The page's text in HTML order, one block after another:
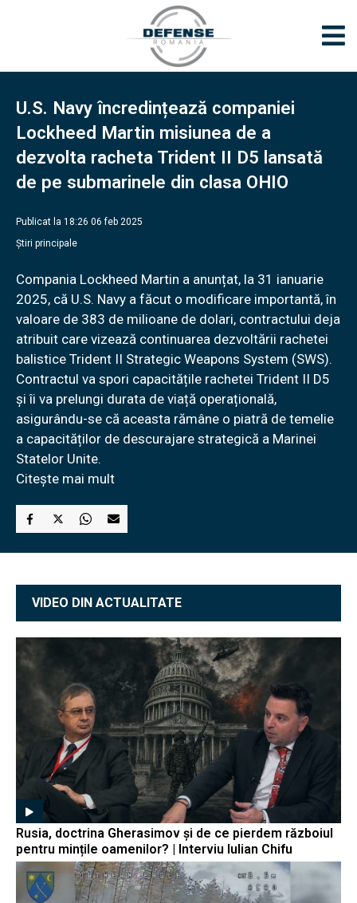
U.S. Navy încredințează companiei
Lockheed Martin misiunea de a
dezvolta racheta Trident II D5 lansată
de pe submarinele din clasa OHIO
Publicat la 18:26 06 feb 2025
Știri principale
Compania Lockheed Martin a anunțat, la 31 ianuarie
2025, că U.S. Navy a făcut o modificare importantă, în
valoare de 383 de milioane de dolari, contractului deja
atribuit care vizează continuarea dezvoltării rachetei
balistice Trident II Strategic Weapons System (SWS).
Contractul va spori capacitățile rachetei Trident II D5
și îi va prelungi durata de viață operațională,
asigurându-se că aceasta rămâne o piatră de temelie
a capacităților de descurajare strategică a Marinei
Statelor Unite.
Citește mai mult
VIDEO DIN ACTUALITATE
Rusia, doctrina Gherasimov și de ce pierdem războiul
pentru mințile oamenilor? | Interviu Iulian Chifu